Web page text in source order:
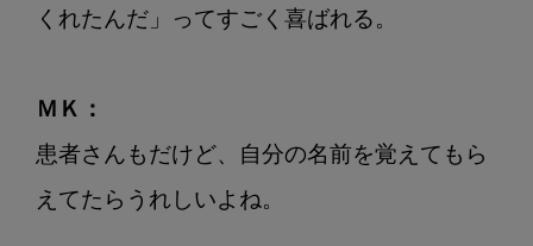
くれたんだ」ってすごく喜ばれる。
ＭＫ：
患者さんもだけど、自分の名前を覚えてもら
えてたらうれしいよね。